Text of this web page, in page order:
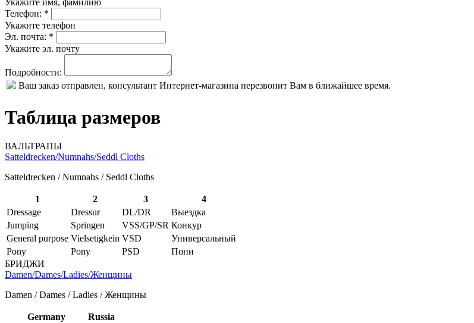
Укажите имя, фамилию
Телефон: *
Укажите телефон
Эл. почта: *
Укажите эл. почту
Подробности:
Ваш заказ отправлен, консультант Интернет-магазина перезвонит Вам в ближайшее время.
Таблица размеров
ВАЛЬТРАПЫ
Satteldrecken/Numnahs/Seddl Cloths
Satteldrecken / Numnahs / Seddl Cloths
1 2 3
4
Dressage
Dressur DL/DR
Выездка
Jumping
Springen VSS/GP/SR Конкур
General purpose Vielsetigkein VSD
Универсальный
Pony
Pony PSD
Пони
БРИДЖИ
Damen/Dames/Ladies/Женщины
Damen / Dames / Ladies / Женщины
Germany
Russia